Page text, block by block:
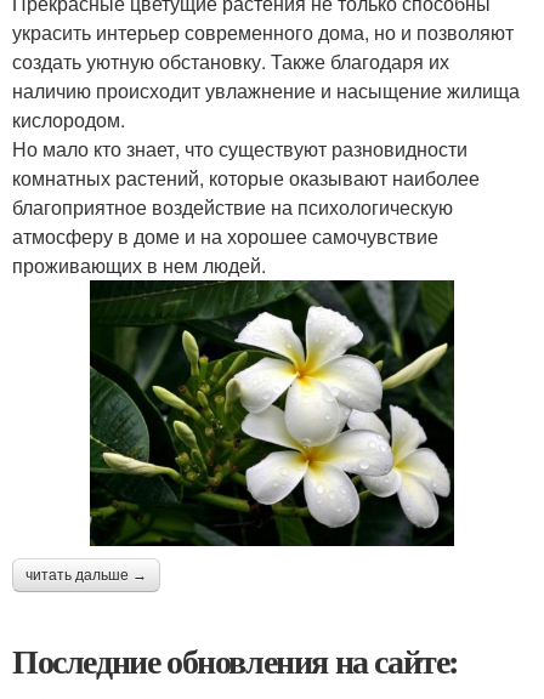
украсить интерьер современного дома, но и позволяют
создать уютную обстановку. Также благодаря их
наличию происходит увлажнение и насыщение жилища
кислородом.
Но мало кто знает, что существуют разновидности
комнатных растений, которые оказывают наиболее
благоприятное воздействие на психологическую
атмосферу в доме и на хорошее самочувствие
проживающих в нем людей.
читать дальше →
Последние обновления на сайте: